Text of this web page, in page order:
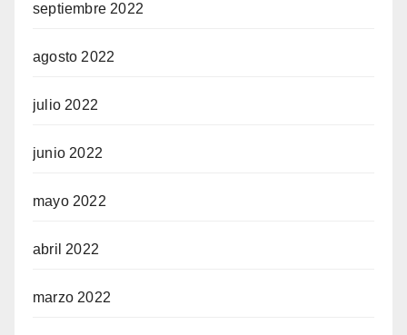
septiembre 2022
agosto 2022
julio 2022
junio 2022
mayo 2022
abril 2022
marzo 2022